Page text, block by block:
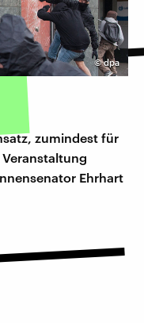
©dpa
zumindest für
Veranstaltung
Ehrhart